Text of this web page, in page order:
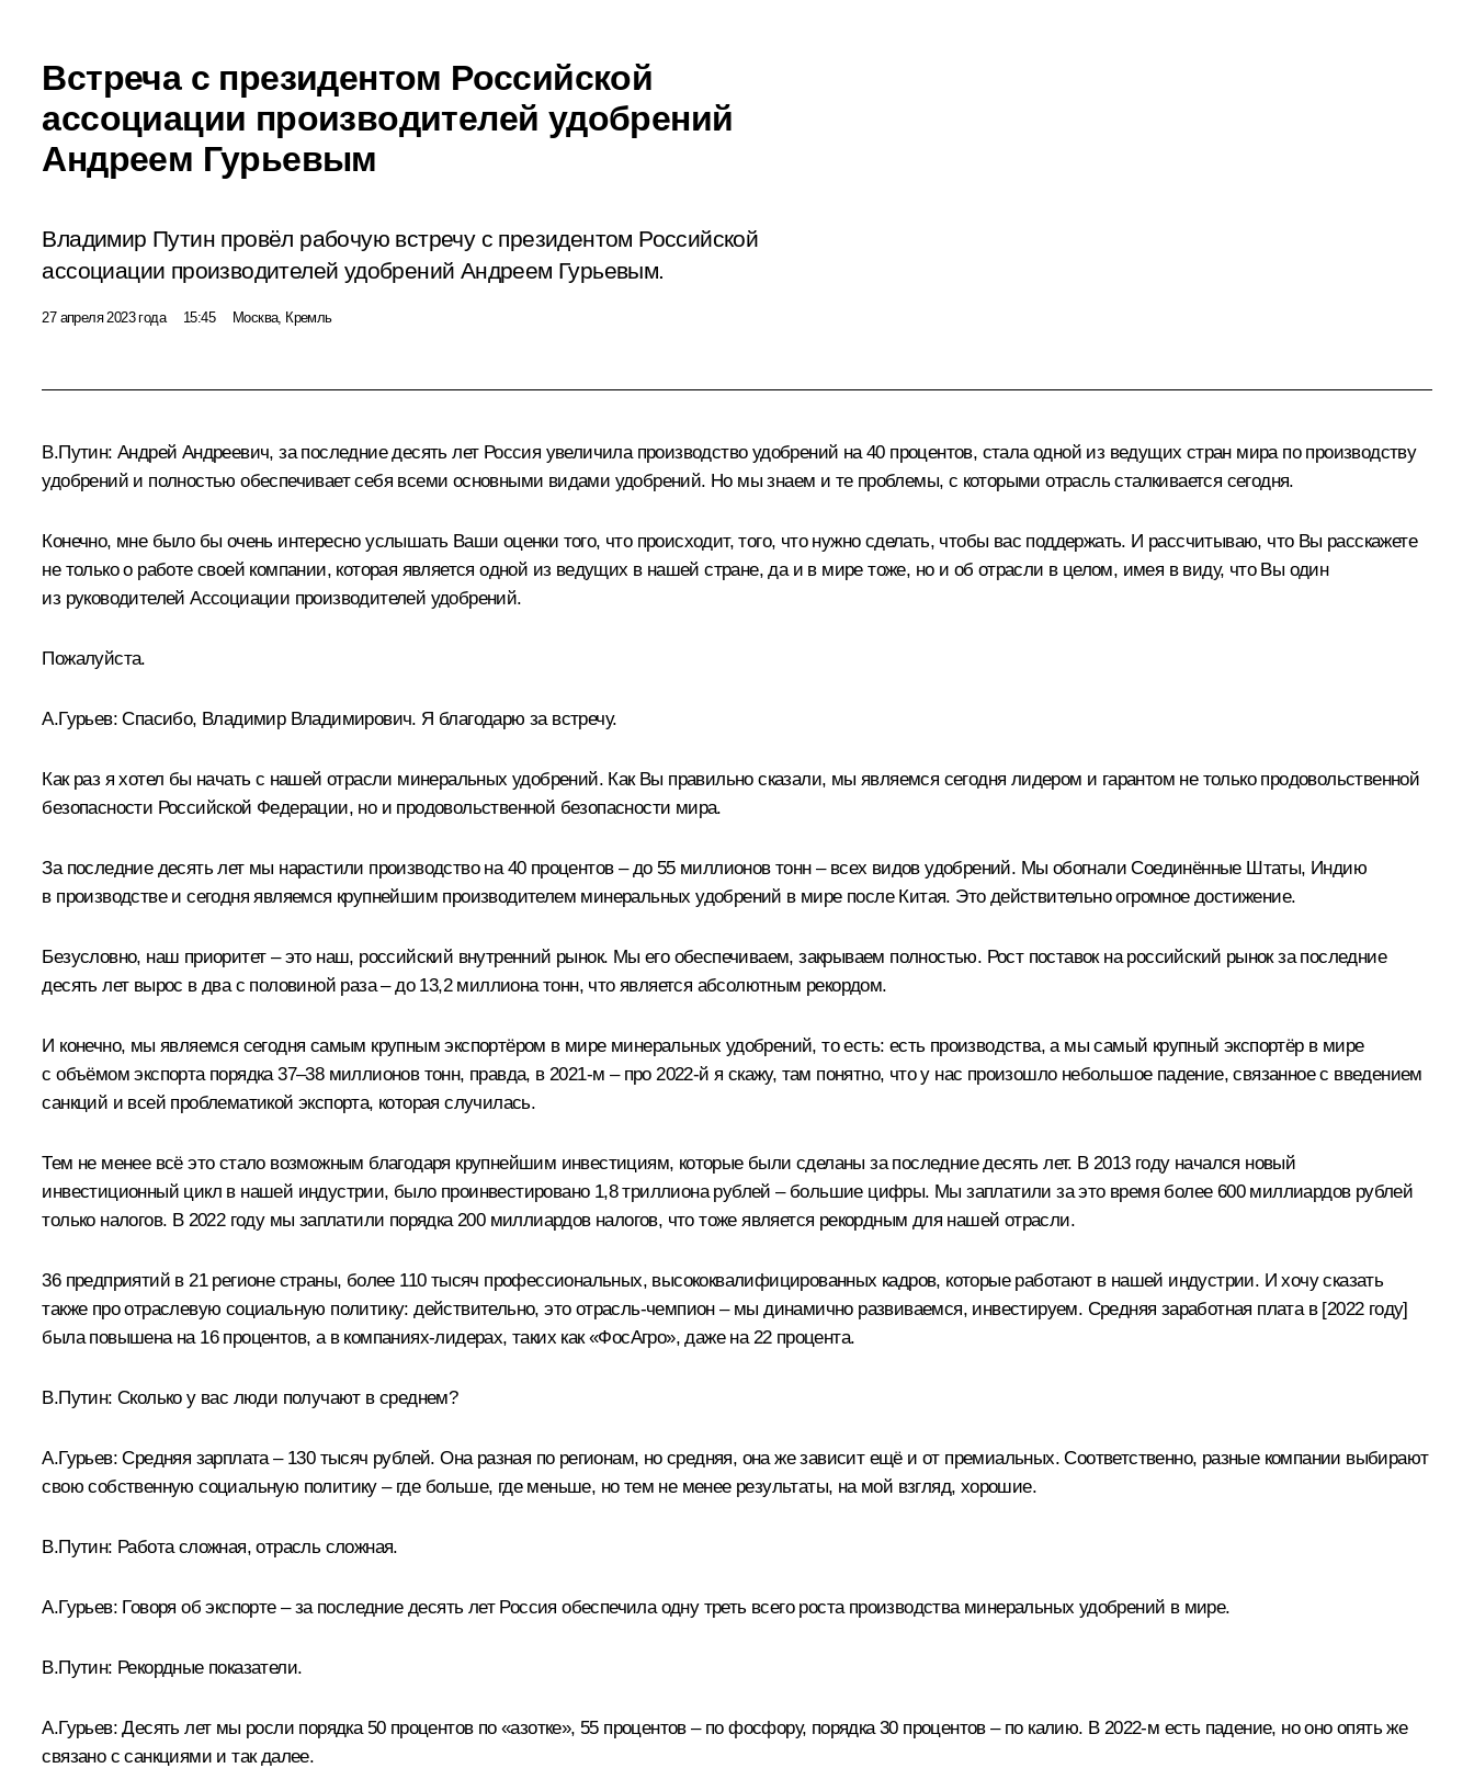
Встреча с президентом Российской
ассоциации производителей удобрений
Андреем Гурьевым
Владимир Путин провёл рабочую встречу с президентом Российской
ассоциации производителей удобрений Андреем Гурьевым.
27 апреля 2023 года 15:45 Москва, Кремль
В.Путин: Андрей Андреевич, за последние десять лет Россия увеличила производство удобрений на 40 процентов, стала одной из ведущих стран мира по производству
удобрений и полностью обеспечивает себя всеми основными видами удобрений. Но мы знаем и те проблемы, с которыми отрасль сталкивается сегодня.
Конечно, мне было бы очень интересно услышать Ваши оценки того, что происходит, того, что нужно сделать, чтобы вас поддержать. И рассчитываю, что Вы расскажете
не только о работе своей компании, которая является одной из ведущих в нашей стране, да и в мире тоже, но и об отрасли в целом, имея в виду, что Вы один
из руководителей Ассоциации производителей удобрений.
Пожалуйста.
А.Гурьев:Спасибо, Владимир Владимирович. Я благодарю за встречу.
Как раз я хотел бы начать с нашей отрасли минеральных удобрений. Как Вы правильно сказали, мы являемся сегодня лидером и гарантом не только продовольственной
безопасности Российской Федерации, но и продовольственной безопасности мира.
За последние десять лет мы нарастили производство на 40 процентов – до 55 миллионов тонн – всех видов удобрений. Мы обогнали Соединённые Штаты, Индию
в производстве и сегодня являемся крупнейшим производителем минеральных удобрений в мире после Китая. Это действительно огромное достижение.
Безусловно, наш приоритет – это наш, российский внутренний рынок. Мы его обеспечиваем, закрываем полностью. Рост поставок на российский рынок за последние
десять лет вырос в два с половиной раза – до 13,2 миллиона тонн, что является абсолютным рекордом.
И конечно, мы являемся сегодня самым крупным экспортёром в мире минеральных удобрений, то есть: есть производства, а мы самый крупный экспортёр в мире
с объёмом экспорта порядка 37–38 миллионов тонн, правда, в 2021-м – про 2022-й я скажу, там понятно, что у нас произошло небольшое падение, связанное с введением
санкций и всей проблематикой экспорта, которая случилась.
Тем не менее всё это стало возможным благодаря крупнейшим инвестициям, которые были сделаны за последние десять лет. В 2013 году начался новый
инвестиционный цикл в нашей индустрии, было проинвестировано 1,8 триллиона рублей – большие цифры. Мы заплатили за это время более 600 миллиардов рублей
только налогов. В 2022 году мы заплатили порядка 200 миллиардов налогов, что тоже является рекордным для нашей отрасли.
36 предприятий в 21 регионе страны, более 110 тысяч профессиональных, высококвалифицированных кадров, которые работают в нашей индустрии. И хочу сказать
также про отраслевую социальную политику: действительно, это отрасль-чемпион – мы динамично развиваемся, инвестируем. Средняя заработная плата в [2022 году]
была повышена на 16 процентов, а в компаниях-лидерах, таких как «ФосАгро», даже на 22 процента.
В.Путин: Сколько у вас люди получают в среднем?
А.Гурьев: Средняя зарплата – 130 тысяч рублей. Она разная по регионам, но средняя, она же зависит ещё и от премиальных. Соответственно, разные компании выбирают
свою собственную социальную политику – где больше, где меньше, но тем не менее результаты, на мой взгляд, хорошие.
В.Путин: Работа сложная, отрасль сложная.
А.Гурьев: Говоря об экспорте – за последние десять лет Россия обеспечила одну треть всего роста производства минеральных удобрений в мире.
В.Путин: Рекордные показатели.
А.Гурьев: Десять лет мы росли порядка 50 процентов по «азотке», 55 процентов – по фосфору, порядка 30 процентов – по калию. В 2022-м есть падение, но оно опять же
связано с санкциями и так далее.